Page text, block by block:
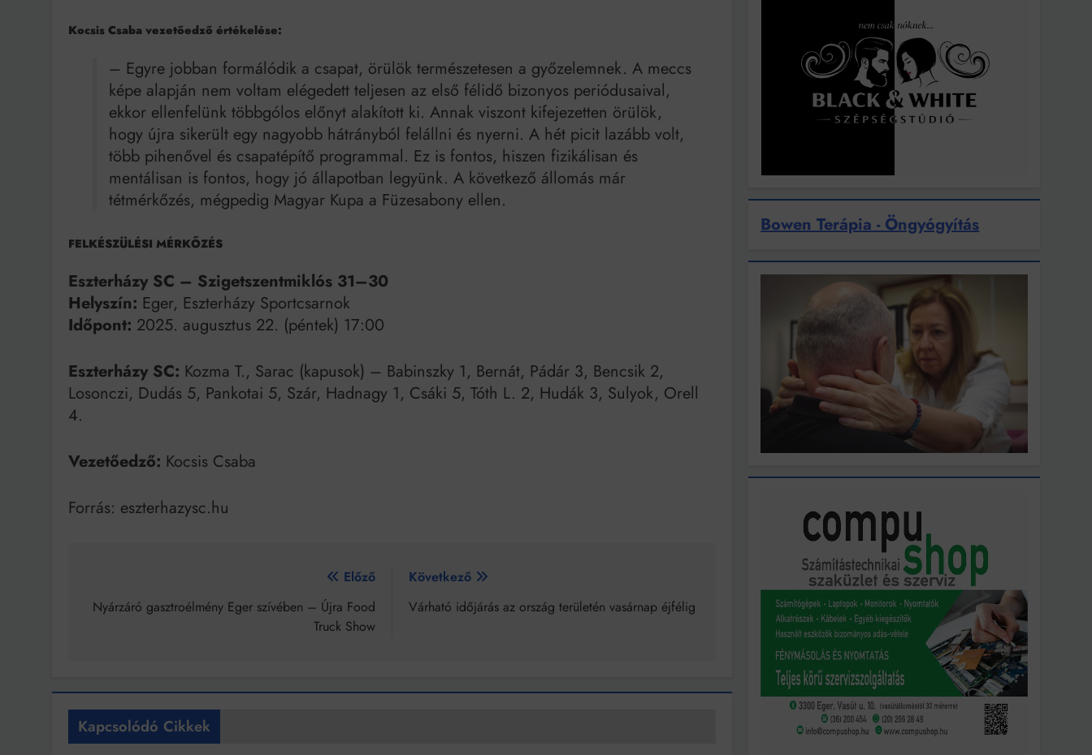
Kocsis Csaba vezetőedző értékelése:
– Egyre jobban formálódik a csapat, örülök természetesen a győzelemnek. A meccs
képe alapján nem voltam elégedett teljesen az első félidő bizonyos periódusaival,
ekkor ellenfelünk többgólos előnyt alakított ki. Annak viszont kifejezetten örülök,
hogy újra sikerült egy nagyobb hátrányból felállni és nyerni. A hét picit lazább volt,
több pihenővel és csapatépítő programmal. Ez is fontos, hiszen fizikálisan és
mentálisan is fontos, hogy jó állapotban legyünk. A következő állomás már
tétmérkőzés, mégpedig Magyar Kupa a Füzesabony ellen.
FELKÉSZÜLÉSI MÉRKŐZÉS
Eszterházy SC – Szigetszentmiklós 31–30
Helyszín: Eger, Eszterházy Sportcsarnok
Időpont: 2025. augusztus 22. (péntek) 17:00
Eszterházy SC: Kozma T., Sarac (kapusok) – Babinszky 1, Bernát, Pádár 3, Bencsik 2,
Losonczi, Dudás 5, Pankotai 5, Szár, Hadnagy 1, Csáki 5, Tóth L. 2, Hudák 3, Sulyok, Orell
4.
Vezetőedző: Kocsis Csaba
Forrás: eszterhazysc.hu
navigáció
Előző
Nyárzáró gasztroélmény Eger szívében – Újra Food
Truck Show
Következő
Várható időjárás az ország területén vasárnap éjfélig
Kapcsolódó Cikkek
Bowen Terápia - Öngyógyítás